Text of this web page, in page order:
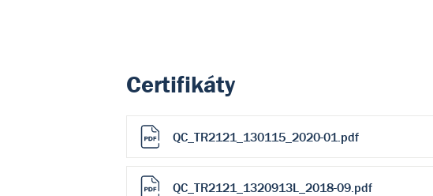
Certifikáty
QC_TR2121_130115_2020-01.pdf
QC_TR2121_1320913L_2018-09.pdf